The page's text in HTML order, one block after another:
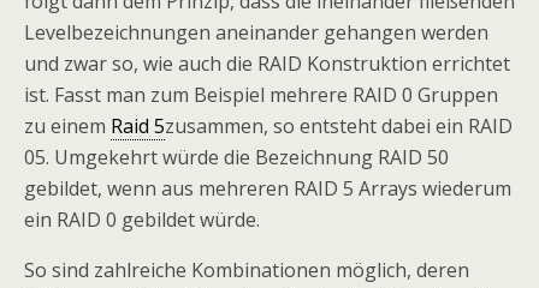
Levelbezeichnungen aneinander gehangen werden
und zwar so, wie auch die RAID Konstruktion errichtet
ist. Fasst man zum Beispiel mehrere RAID 0 Gruppen
zu einem Raid 5zusammen, so entsteht dabei ein RAID
05. Umgekehrt würde die Bezeichnung RAID 50
gebildet, wenn aus mehreren RAID 5 Arrays wiederum
ein RAID 0 gebildet würde.
So sind zahlreiche Kombinationen möglich, deren